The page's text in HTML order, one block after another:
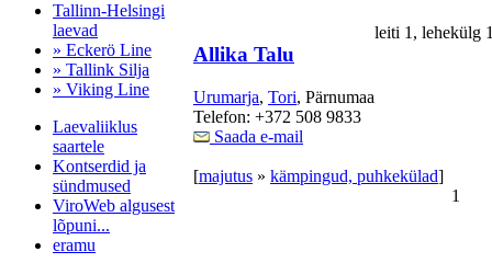
Tallinn-Helsingi
laevad
» Eckerö Line
» Tallink Silja
» Viking Line
Laevaliiklus
saartele
Kontserdid ja
sündmused
ViroWeb algusest
lõpuni...
eramu
leiti 1,
Allika Talu
Urumarja, Tori, Pärnumaa
Telefon: +372 508 9833
Saada e-mail
[majutus » kämpingud, puhkekülad]
1